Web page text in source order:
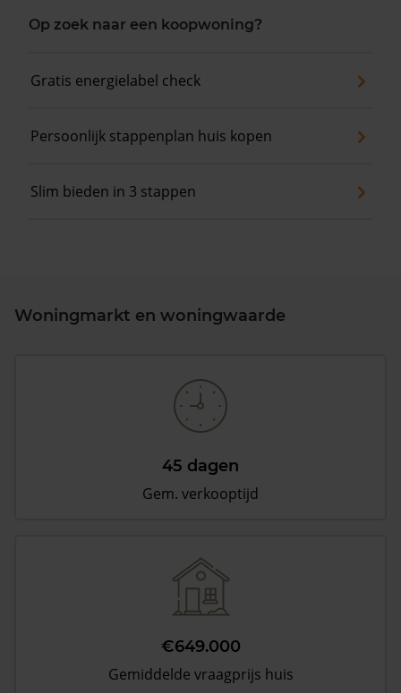
Op zoek naar een koopwoning?
Gratis energielabel check
Persoonlijk stappenplan huis kopen
Slim bieden in 3 stappen
Woningmarkt en woningwaarde
45 dagen
Gem. verkooptijd
€649.000
Gemiddelde vraagprijs huis